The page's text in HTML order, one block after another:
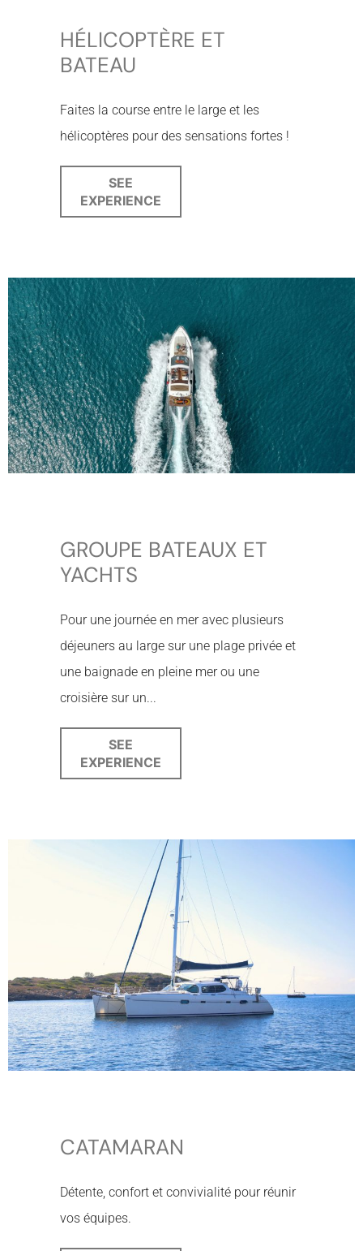
HÉLICOPTÈRE ET
BATEAU
Faites la course entre le large et les
hélicoptères pour des sensations fortes !
SEE
EXPERIENCE
GROUPE BATEAUX ET
YACHTS
Pour une journée en mer avec plusieurs
déjeuners au large sur une plage privée et
une baignade en pleine mer ou une
croisière sur un...
SEE
EXPERIENCE
CATAMARAN
Détente, confort et convivialité pour réunir
vos équipes.